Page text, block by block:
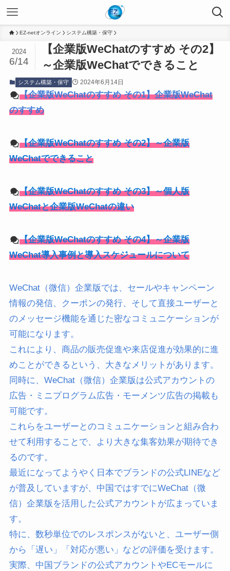
EZ-netオンライン システム構築・保守
【企業版WeChatのすすめ その2】
～企業版WeChatでできること
2024
6/14
システム構築・保守 2024年6月14日
【企業版WeChatのすすめ その1】企業版WeChat
のすすめ
【企業版WeChatのすすめ その2】～企業版
WeChatでできること
【企業版WeChatのすすめ その3】～個人版
WeChatと企業版WeChatの違い
【企業版WeChatのすすめ その4】～企業版
WeChat導入事例と導入スケジュールについて
WeChat（微信）企業版では、セールやキャンペーン
情報の発信、クーポンの発行、そして直接ユーザーと
のメッセージ機能を通じた密なコミュニケーションが
可能になります。
これにより、商品の販売促進や来店促進が効果的に進
めことができるという、大きなメリットがあります。
同時に、WeChat（微信）企業版は公式アカウントの
広告・ミニプログラム広告・モーメンツ広告の掲載も
可能です。
これらをユーザーとのコミュニケーションと組み合わ
せて利用することで、より大きな集客効果が期待でき
るのです。
最近になってようやく日本でブランドの公式LINEなど
が普及していますが、中国ではすでにWeChat（微
信）企業版を活用した公式アカウントが広まっていま
す。
特に、数秒単位でのレスポンスがないと、ユーザー側
から「遅い」「対応が悪い」などの評価を受けます。
実際、中国ブランドの公式アカウントやECモールに